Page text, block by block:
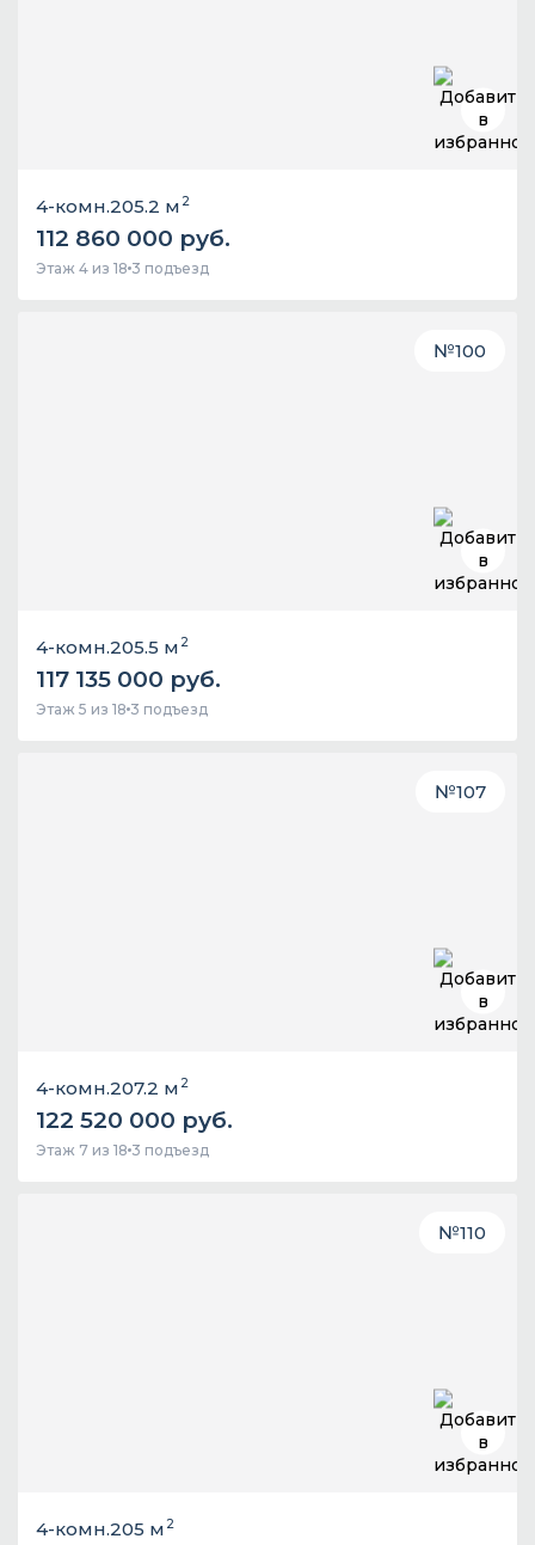
4-комн.205.2 м 2
112 860 000 руб.
Этаж 4 из 18 3 подъезд
№100
4-комн.205.5 м 2
117 135 000 руб.
Этаж 5 из 18 3 подъезд
№107
4-комн.207.2 м 2
122 520 000 руб.
Этаж 7 из 18 3 подъезд
№110
4-комн.205 м 2